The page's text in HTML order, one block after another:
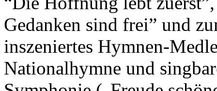
Gedanken sind frei” und
inszeniertes Hymnen-
Nationalhymne und